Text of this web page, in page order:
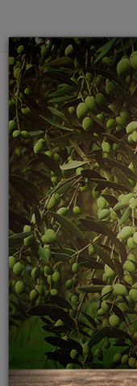
"kuru üzüm"
bulundu.